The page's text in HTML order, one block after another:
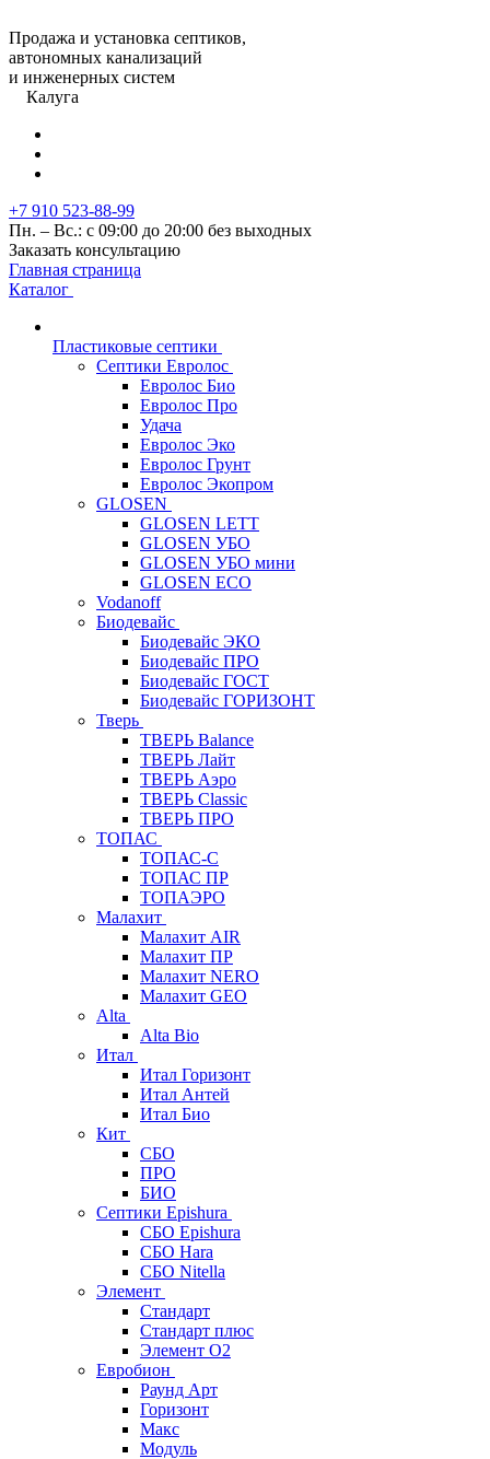
Продажа и установка септиков,
автономных канализаций
и инженерных систем
Калуга
+7 910 523-88-99
Пн. – Вс.: с 09:00 до 20:00 без выходных
Заказать консультацию
Главная страница
Каталог
Пластиковые септики
Септики Евролос
Евролос Био
Евролос Про
Удача
Евролос Эко
Евролос Грунт
Евролос Экопром
GLOSEN
GLOSEN LETT
GLOSEN УБО
GLOSEN УБО мини
GLOSEN ECO
Vodanoff
Биодевайс
Биодевайс ЭКО
Биодевайс ПРО
Биодевайс ГОСТ
Биодевайс ГОРИЗОНТ
Тверь
ТВЕРЬ Balance
ТВЕРЬ Лайт
ТВЕРЬ Аэро
ТВЕРЬ Classic
ТВЕРЬ ПРО
ТОПАС
ТОПАС-С
ТОПАС ПР
ТОПАЭРО
Малахит
Малахит AIR
Малахит ПР
Малахит NERO
Малахит GEO
Alta
Alta Bio
Итал
Итал Горизонт
Итал Антей
Итал Био
Кит
СБО
ПРО
БИО
Септики Epishura
СБО Epishura
СБО Hara
СБО Nitella
Элемент
Стандарт
Стандарт плюс
Элемент О2
Евробион
Раунд Арт
Горизонт
Макс
Модуль